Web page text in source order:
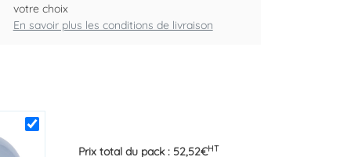
votre choix
En savoir plus les conditions de livraison
Prix total du pack : 52,52€HT